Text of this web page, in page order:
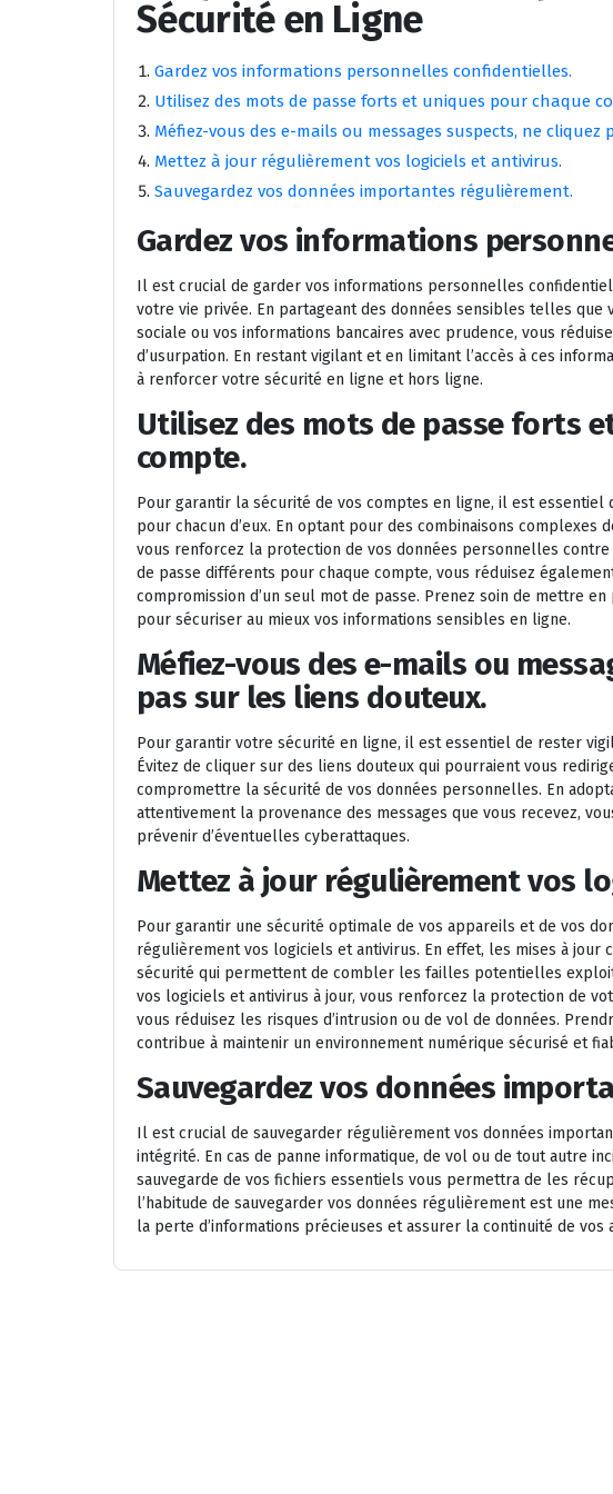
Sécurité en Ligne
Gardez vos informations personnelles confidentielles.
Utilisez des mots de passe forts et uniques pour chaque
Méfiez-vous des e-mails ou messages suspects, ne cliquez
Mettez à jour régulièrement vos logiciels et antivirus.
Sauvegardez vos données importantes régulièrement.
Gardez vos informations
Il est crucial de garder vos informations personnelles
votre vie privée. En partageant des données sensibles telles que
sociale ou vos informations bancaires avec prudence, vous
d’usurpation. En restant vigilant et en limitant l’accès à ces
à renforcer votre sécurité en ligne et hors ligne.
Utilisez des mots de passe forts
compte.
Pour garantir la sécurité de vos comptes en ligne, il est essentiel
pour chacun d’eux. En optant pour des combinaisons complexes
vous renforcez la protection de vos données personnelles
de passe différents pour chaque compte, vous réduisez
compromission d’un seul mot de passe. Prenez soin de mettre
pour sécuriser au mieux vos informations sensibles en ligne.
Méfiez-vous des e-mails ou
pas sur les liens douteux.
Pour garantir votre sécurité en ligne, il est essentiel de rester
Évitez de cliquer sur des liens douteux qui pourraient vous
compromettre la sécurité de vos données personnelles. En
attentivement la provenance des messages que vous recevez,
prévenir d’éventuelles cyberattaques.
Mettez à jour régulièrement vos
Pour garantir une sécurité optimale de vos appareils et de vos
régulièrement vos logiciels et antivirus. En effet, les mises à jour
sécurité qui permettent de combler les failles potentielles
vos logiciels et antivirus à jour, vous renforcez la protection de
vous réduisez les risques d’intrusion ou de vol de données.
contribue à maintenir un environnement numérique sécurisé et
Sauvegardez vos données
Il est crucial de sauvegarder régulièrement vos données
intégrité. En cas de panne informatique, de vol ou de tout autre
sauvegarde de vos fichiers essentiels vous permettra de les
l’habitude de sauvegarder vos données régulièrement est une
la perte d’informations précieuses et assurer la continuité de vos